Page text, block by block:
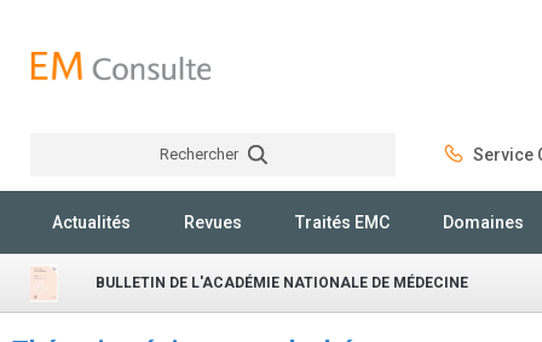
Rechercher Service
Actualités Revues Traités EMC Domaines
BULLETIN DE L'ACADÉMIE NATIONALE DE MÉDECINE